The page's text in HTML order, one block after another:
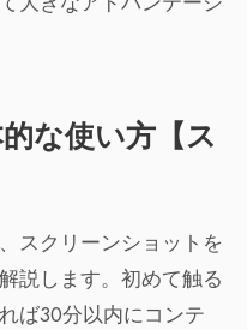
な使い方【ス
スクリーンショットを
説します。初めて触る
ば30分以内にコンテ